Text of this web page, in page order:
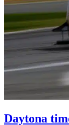
Daytona